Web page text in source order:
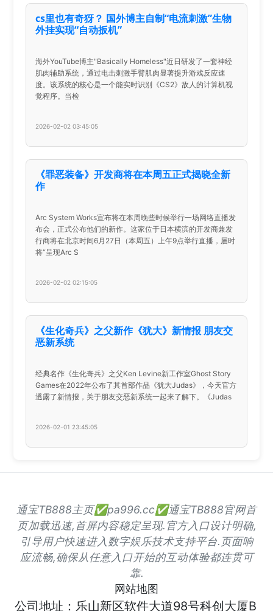
cs里也有奇犽？ 国外博主自制“电流刺激”生物
外挂实现“自动扳机”
海外YouTube博主"Basically Homeless"近日研发了一套神经
肌肉辅助系统，通过电击刺激手臂肌肉显著提升游戏反应速
度。该系统的核心是一个能实时识别《CS2》敌人的计算机视
觉程序。当检
2026-02-02 03:45:05
《罪恶装备》开发商将在本周五正式揭晓全新
作
Arc System Works宣布将在本周晚些时候举行一场网络直播发
布会，正式公布他们的新作。这家位于日本横滨的开发商兼发
行商将在北京时间6月27日（本周五）上午9点举行直播，届时
将“呈现Arc S
2026-02-02 02:15:05
《生化奇兵》之父新作《犹大》新情报 朋友交
恶新系统
经典名作《生化奇兵》之父Ken Levine新工作室Ghost Story
Games在2022年公布了其首部作品《犹大Judas》，今天官方
透露了新情报，关于朋友交恶新系统一起来了解下。《Judas
2026-02-01 23:45:05
通宝TB888主页✅pa996.cc✅通宝TB888官网首
页加载迅速,首屏内容稳定呈现.官方入口设计明确,
引导用户快速进入数字娱乐技术支持平台.页面响
应流畅,确保从任意入口开始的互动体验都连贯可
靠.
网站地图
公司地址：乐山新区软件大道98号科创大厦B